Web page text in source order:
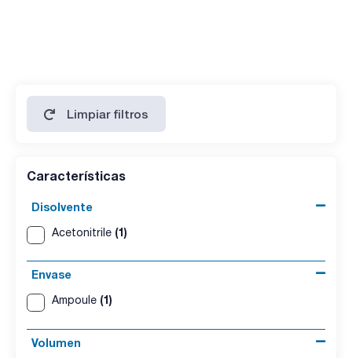
Limpiar filtros
Características
Disolvente
Acetonitrile (1)
Envase
Ampoule (1)
Volumen